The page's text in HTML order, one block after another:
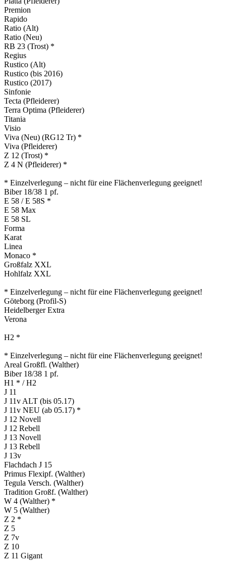
Premion
Rapido
Ratio (Alt)
Ratio (Neu)
RB 23 (Trost) *
Regius
Rustico (Alt)
Rustico (bis 2016)
Rustico (2017)
Sinfonie
Tecta (Pfleiderer)
Terra Optima (Pfleiderer)
Titania
Visio
Viva (Neu) (RG12 Tr) *
Viva (Pfleiderer)
Z 12 (Trost) *
Z 4 N (Pfleiderer) *
* Einzelverlegung – nicht für eine Flächenverlegung geeignet!
Biber 18/38 1 pf.
E 58 / E 58S *
E 58 Max
E 58 SL
Forma
Karat
Linea
Monaco *
Großfalz XXL
Hohlfalz XXL
* Einzelverlegung – nicht für eine Flächenverlegung geeignet!
Göteborg (Profil-S)
Heidelberger Extra
Verona
H2 *
* Einzelverlegung – nicht für eine Flächenverlegung geeignet!
Areal Großfl. (Walther)
Biber 18/38 1 pf.
H1 * / H2
J 11
J 11v ALT (bis 05.17)
J 11v NEU (ab 05.17) *
J 12 Novell
J 12 Rebell
J 13 Novell
J 13 Rebell
J 13v
Flachdach J 15
Primus Flexipf. (Walther)
Tegula Versch. (Walther)
Tradition Großf. (Walther)
W 4 (Walther) *
W 5 (Walther)
Z 2 *
Z 5
Z 7v
Z 10
Z 11 Gigant